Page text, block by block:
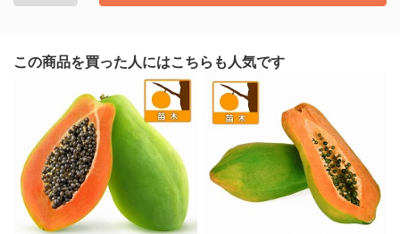
この商品を買った人にはこちらも人気です